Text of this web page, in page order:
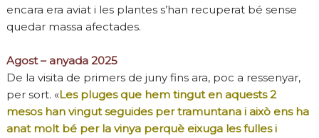
encara era aviat i les plantes s’han recuperat bé sense
quedar massa afectades.
Agost – anyada 2025
De la visita de primers de juny fins ara, poc a ressenyar,
per sort. «Les pluges que hem tingut en aquests 2
mesos han vingut seguides per tramuntana i això ens ha
anat molt bé per la vinya perquè eixuga les fulles i